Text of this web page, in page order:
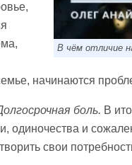
В чём отличие
начинаются
боль. В
одиночества и
свои